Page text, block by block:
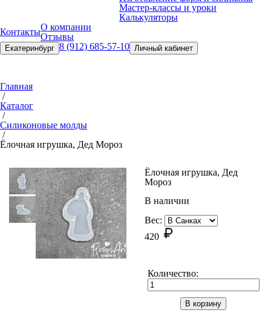
Мастер-классы и уроки
Калькуляторы
КонтактыО компании
Отзывы
Екатеринбург 8 (912) 685-57-10 Личный кабинет
Главная
/
Каталог
/
Силиконовые молды
/
Ёлочная игрушка, Дед Мороз
Ёлочная игрушка, Дед
Мороз
В наличии
Вес:
420
Количество:
В корзину